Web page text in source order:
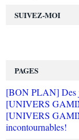
SUIVEZ-MOI
PAGES
[BON PLAN] Des
[UNIVERS
[UNIVERS
incontournables!